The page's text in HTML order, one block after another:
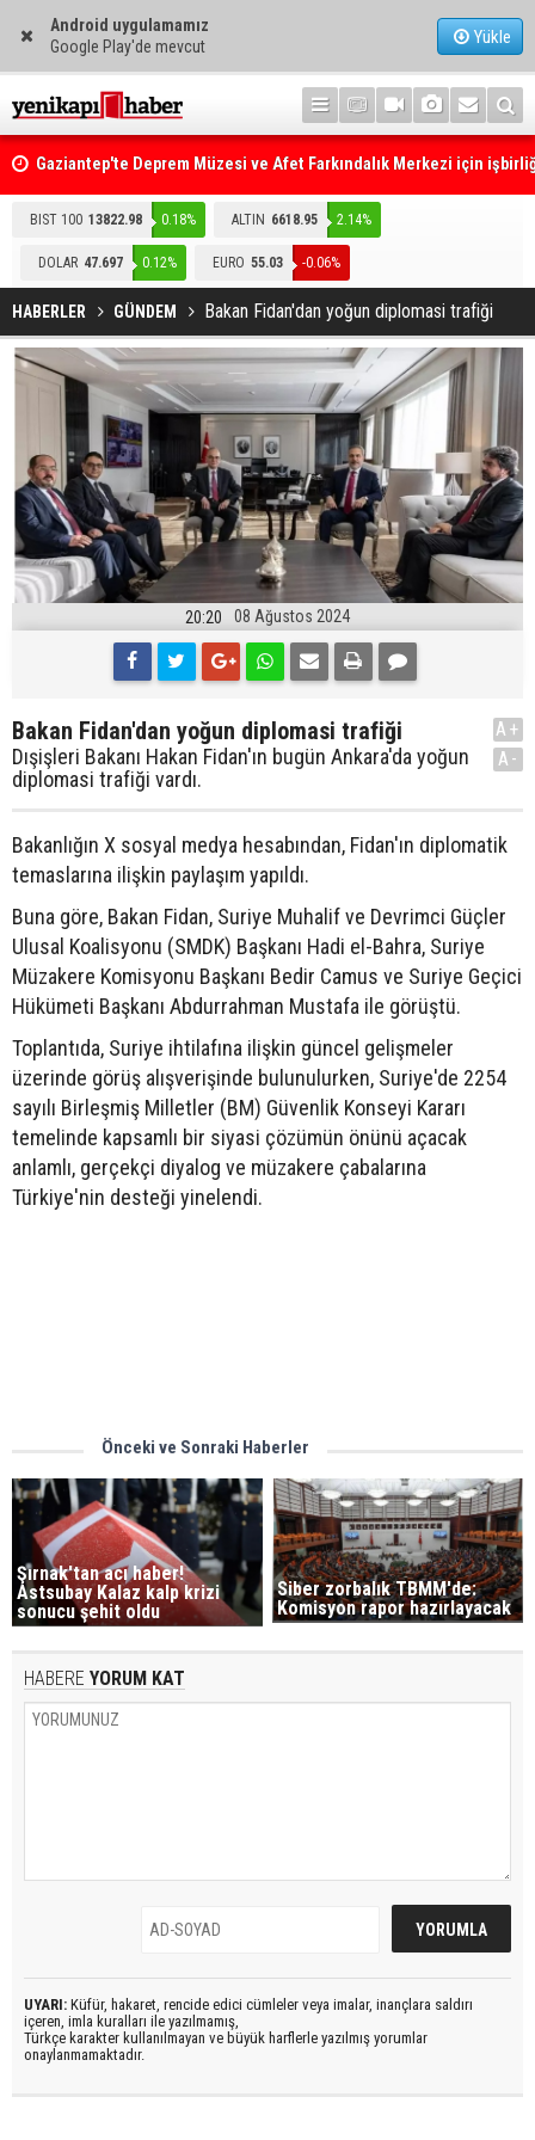
Android uygulamamız
Google Play'de mevcut
Yükle
Gaziantep'te Deprem Müzesi ve Afet Farkındalık Merkezi için
protokolü imzalandı
BIST 100 13822.98 0.18% ALTIN 6618.95 2.14%
DOLAR 47.697 0.12% EURO 55.03 -0.06%
HABERLER GÜNDEM Bakan Fidan'dan yoğun diplomasi trafiği
20:20 08 Ağustos 2024
Bakan Fidan'dan yoğun diplomasi trafiği
Dışişleri Bakanı Hakan Fidan'ın bugün Ankara'da yoğun
diplomasi trafiği vardı.
A+
A-
Bakanlığın X sosyal medya hesabından, Fidan'ın diplomatik
temaslarına ilişkin paylaşım yapıldı.
Buna göre, Bakan Fidan, Suriye Muhalif ve Devrimci Güçler
Ulusal Koalisyonu (SMDK) Başkanı Hadi el-Bahra, Suriye
Müzakere Komisyonu Başkanı Bedir Camus ve Suriye Geçici
Hükümeti Başkanı Abdurrahman Mustafa ile görüştü.
Toplantıda, Suriye ihtilafına ilişkin güncel gelişmeler
üzerinde görüş alışverişinde bulunulurken, Suriye'de 2254
sayılı Birleşmiş Milletler (BM) Güvenlik Konseyi Kararı
temelinde kapsamlı bir siyasi çözümün önünü açacak
anlamlı, gerçekçi diyalog ve müzakere çabalarına
Türkiye'nin desteği yinelendi.
Önceki ve Sonraki Haberler
Şırnak'tan acı haber!
Astsubay Kalaz kalp krizi
sonucu şehit oldu
Siber zorbalık TBMM'de:
Komisyon rapor hazırlayacak
HABERE YORUM KAT
UYARI: Küfür, hakaret, rencide edici cümleler veya imalar, inançlara saldırı
içeren, imla kuralları ile yazılmamış,
Türkçe karakter kullanılmayan ve büyük harflerle yazılmış yorumlar
onaylanmamaktadır.